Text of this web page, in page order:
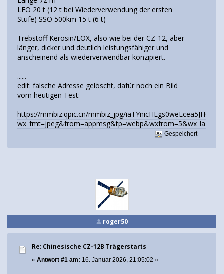
LEO 20 t (12 t bei Wiederverwendung der ersten
Stufe) SSO 500km 15 t (6 t)
Trebstoff Kerosin/LOX, also wie bei der CZ-12, aber
länger, dicker und deutlich leistungsfähiger und
anscheinend als wiederverwendbar konzipiert.
......
edit: falsche Adresse gelöscht, dafür noch ein Bild
vom heutigen Test:
https://mmbiz.qpic.cn/mmbiz_jpg/
Gespeichert
roger50
Re: Chinesische CZ-12B Trägerstarts
« Antwort #1 am: 16. Januar 2026, 21:05:02 »